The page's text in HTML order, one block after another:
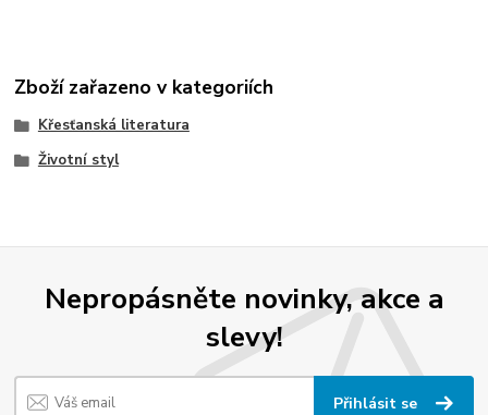
Zboží zařazeno v kategoriích
Křesťanská literatura
Životní styl
Nepropásněte novinky, akce a
slevy!
Přihlásit se